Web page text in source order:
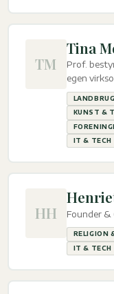
TM
Tina
Prof.
egen
KUNST &
IT & TECH
HH Founder &
RELIGION
IT & TECH